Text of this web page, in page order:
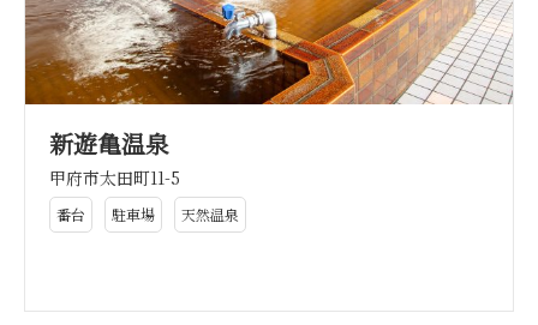
新遊亀温泉
甲府市太田町11-5
番台 駐車場 天然温泉